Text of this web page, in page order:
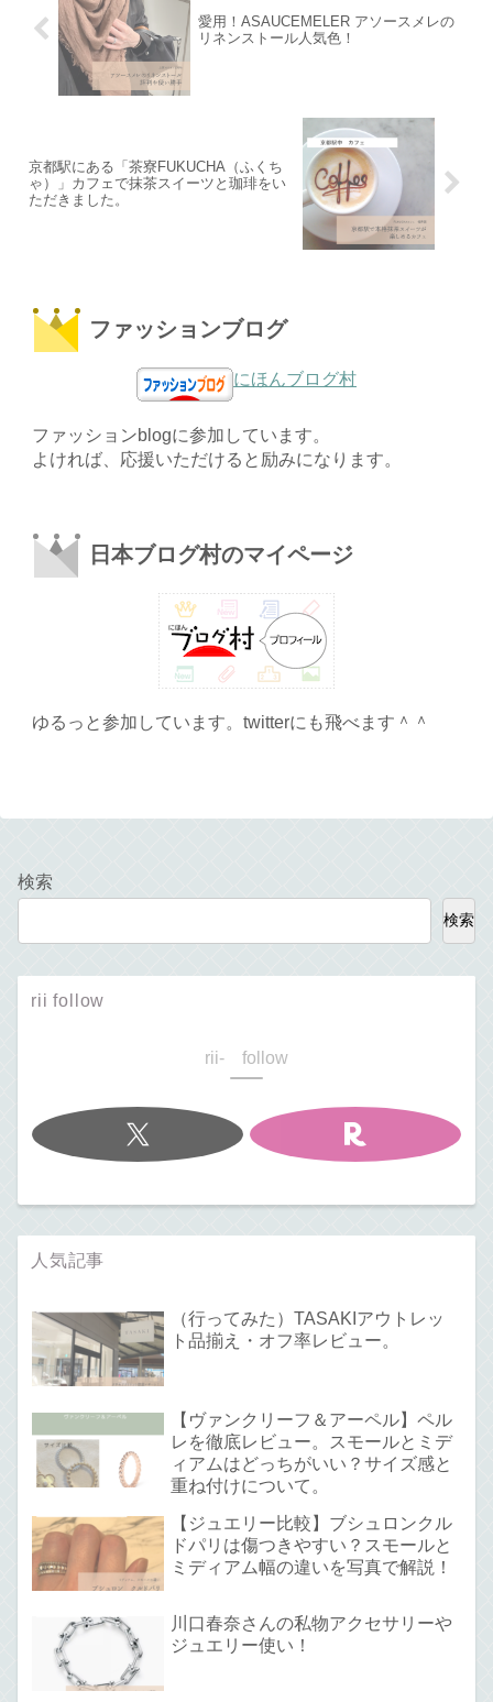
愛用！ASAUCEMELER アソースメレの
リネンストール人気色！
京都駅にある「茶寮FUKUCHA（ふくち
ゃ）」カフェで抹茶スイーツと珈琲をい
ただきました。
ファッションブログ
にほんブログ村
ファッションblogに参加しています。
よければ、応援いただけると励みになります。
日本ブログ村のマイページ
ゆるっと参加しています。twitterにも飛べます＾＾
検索
検索
rii follow
rii- follow
人気記事
（行ってみた）TASAKIアウトレッ
ト品揃え・オフ率レビュー。
【ヴァンクリーフ＆アーペル】ペル
レを徹底レビュー。スモールとミデ
ィアムはどっちがいい？サイズ感と
重ね付けについて。
【ジュエリー比較】ブシュロンクル
ドパリは傷つきやすい？スモールと
ミディアム幅の違いを写真で解説！
川口春奈さんの私物アクセサリーや
ジュエリー使い！